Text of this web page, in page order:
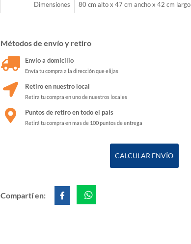
Dimensiones 80 cm alto x 47 cm ancho x 42 cm largo
Métodos de envío y retiro
Envío a domicilio
Envía tu compra a la dirección que elijas
Retiro en nuestro local
Retira tu compra en uno de nuestros locales
Puntos de retiro en todo el país
Retirá tu compra en mas de 100 puntos de entrega
CALCULAR ENVÍO
Compartí en: